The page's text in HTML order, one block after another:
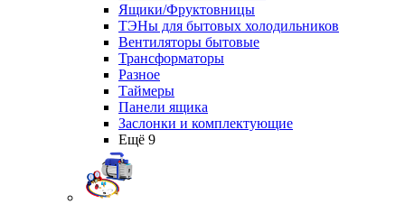
Ящики/Фруктовницы
ТЭНы для бытовых холодильников
Вентиляторы бытовые
Трансформаторы
Разное
Таймеры
Панели ящика
Заслонки и комплектующие
Ещё 9